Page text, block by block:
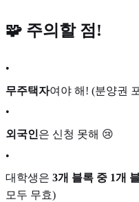
🧩 주의할 점!
•
무주택자여야 해! (분양권
•
외국인은 신청 못해 😢
•
대학생은 3개 블록 중 1개
모두 무효)